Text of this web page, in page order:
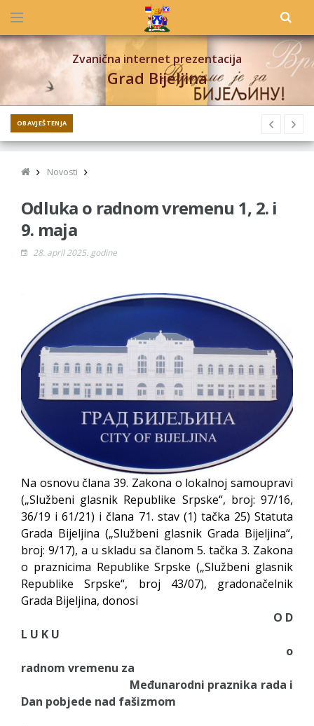
Zvanična internet prezentacija
Grad Bijeljina
OBAVJEŠTENJA
Novosti
Odluka o radnom vremenu 1, 2. i
9. maja
28. april 2025. godine
Na osnovu člana 39. Zakona o lokalnoj samoupravi
(„Službeni glasnik Republike Srpske“, broj: 97/16,
36/19 i 61/21) i člana 71. stav (1) tačka 25) Statuta
Grada Bijeljina („Službeni glasnik Grada Bijeljina“,
broj: 9/17), a u skladu sa članom 5. tačka 3. Zakona
o praznicima Republike Srpske („Službeni glasnik
Republike Srpske“, broj 43/07), gradonačelnik
Grada Bijeljina, donosi
O D
L U K U
o
radnom vremenu za
Međunarodni praznika rada i
Dan pobjede nad fašizmom